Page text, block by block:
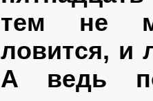
тем не
ловится, и
А ведь